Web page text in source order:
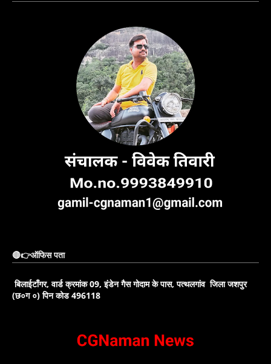
🔴👉ऑफिस पता
बिलाईटाँगर, वार्ड क्रमांक 09, इंडेन गैस गोदाम के पास, पत्थलगांव जिला जशपुर
(छ०ग ०) पिन कोड 496118